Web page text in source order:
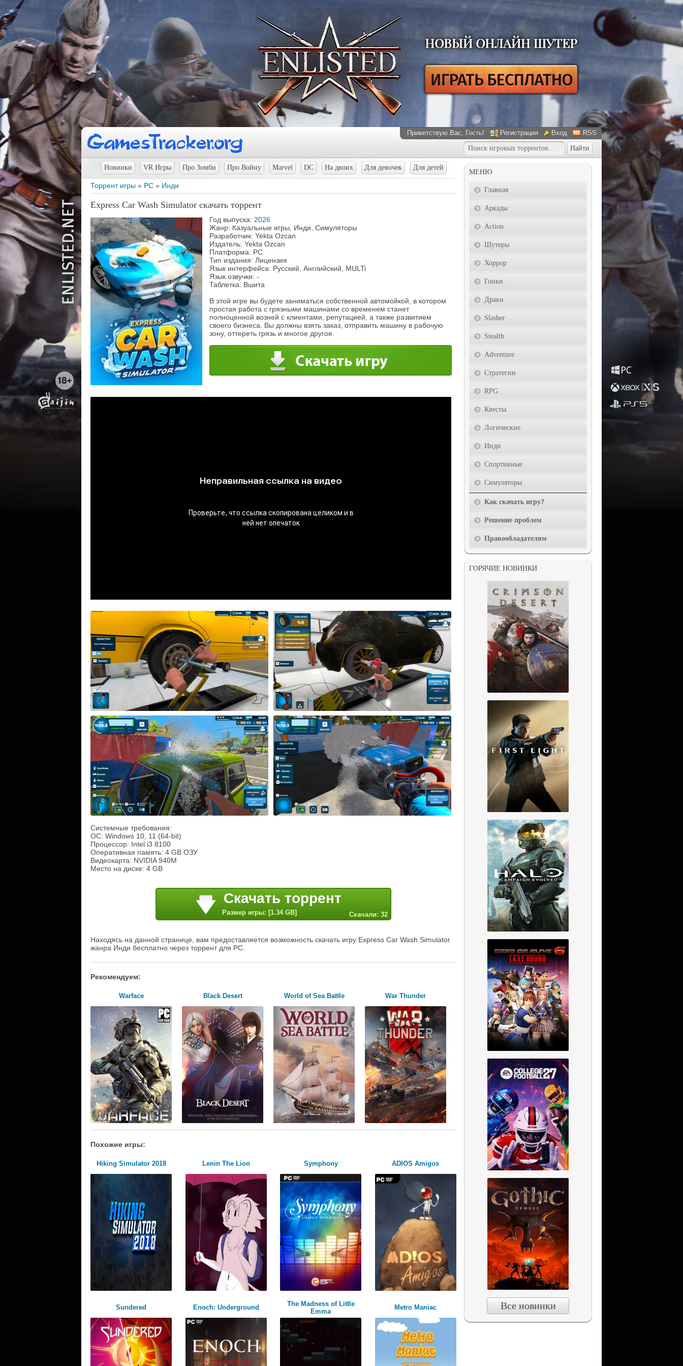
Приветствую Вас, Гость! Регистрация Вход RSS
Новинки VR Игры Про Зомби Про Войну Marvel DC На двоих Для девочек Для детей
Торрент игры » PC » Инди
Express Car Wash Simulator скачать торрент
Год выпуска: 2026
Жанр: Казуальные игры, Инди, Симуляторы
Разработчик: Yekta Ozcan
Издатель: Yekta Ozcan
Платформа: PC
Тип издания: Лицензия
Язык интерфейса: Русский, Английский, MULTi
Язык озвучки: -
Таблетка: Вшита
В этой игре вы будете заниматься собственной автомойкой, в котором
простая работа с грязными машинами со временем станет
полноценной возней с клиентами, репутацией, а также развитием
своего бизнеса. Вы должны взять заказ, отправить машину в рабочую
зону, оттереть грязь и многое другое.
Системные требования:
ОС: Windows 10, 11 (64-bit)
Процессор: Intel i3 8100
Оперативная память: 4 GB ОЗУ
Видеокарта: NVIDIA 940M
Место на диске: 4 GB
Скачать торрент
Размер игры: [1.34 GB] Скачали: 32
Находясь на данной странице, вам предоставляется возможность скачать игру Express Car Wash Simulator
жанра Инди бесплатно через торрент для PC.
Рекомендуем:
Warface Black Desert World of Sea Battle War Thunder
Похожие игры:
Hiking Simulator 2018 Lenin The Lion Symphony ADIOS Amigos
Sundered Enoch: Underground
The Madness of Little
Emma
Metro Maniac
МЕНЮ
Главная
Аркады
Action
Шутеры
Хоррор
Гонки
Драки
Slasher
Stealth
Adventure
Стратегии
RPG
Квесты
Логические
Инди
Спортивные
Симуляторы
Как скачать игру?
Решение проблем
Правообладателям
ГОРЯЧИЕ НОВИНКИ
Все новинки